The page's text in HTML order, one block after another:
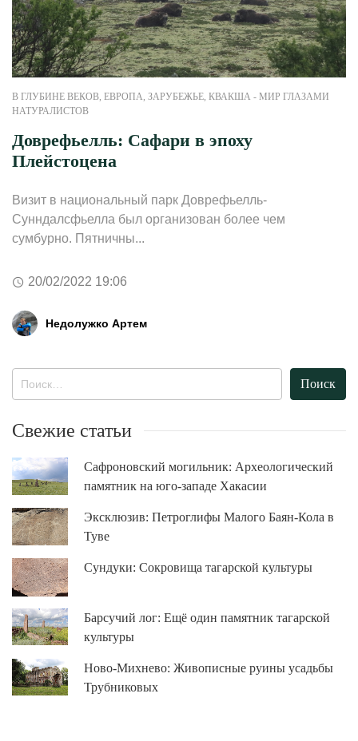
В ГЛУБИНЕ ВЕКОВ, ЕВРОПА, ЗАРУБЕЖЬЕ, КВАКША - МИР ГЛАЗАМИ
НАТУРАЛИСТОВ
Доврефьелль: Сафари в эпоху
Плейстоцена
Визит в национальный парк Доврефьелль-
Сунндалсфьелла был организован более чем
сумбурно. Пятничны...
20/02/2022 19:06
Недолужко Артем
Свежие статьи
Сафроновский могильник: Археологический
памятник на юго-западе Хакасии
Эксклюзив: Петроглифы Малого Баян-Кола в
Туве
Сундуки: Сокровища тагарской культуры
Барсучий лог: Ещё один памятник тагарской
культуры
Ново-Михнево: Живописные руины усадьбы
Трубниковых